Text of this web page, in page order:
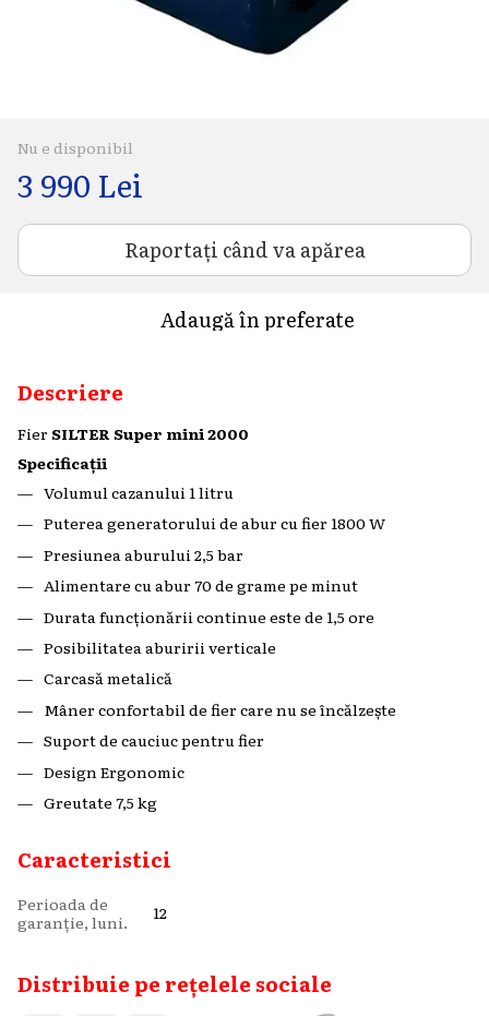
Nu e disponibil
3 990 Lei
Raportați când va apărea
Adaugă în preferate
Descriere
FierSILTER Super mini 2000
Specificații
Volumul cazanului 1 litru
Puterea generatorului de abur cu fier 1800 W
Presiunea aburului 2,5 bar
Alimentare cu abur 70 de grame pe minut
Durata funcționării continue este de 1,5 ore
Posibilitatea aburirii verticale
Carcasă metalică
Mâner confortabil de fier care nu se încălzește
Suport de cauciuc pentru fier
Design Ergonomic
Greutate 7,5 kg
Caracteristici
Perioada de
garanție, luni.
12
Distribuie pe rețelele sociale